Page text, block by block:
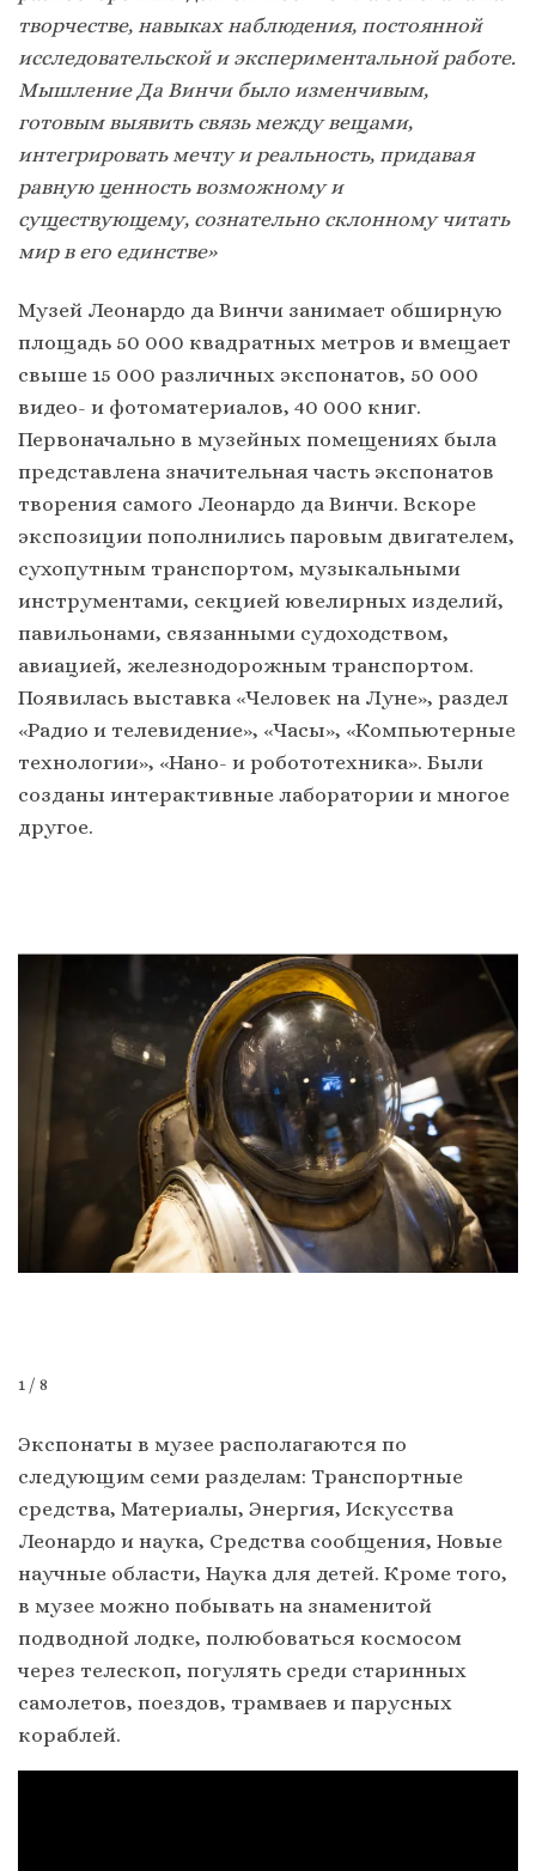
творчестве, навыках наблюдения, постоянной
исследовательской и экспериментальной работе.
Мышление Да Винчи было изменчивым,
готовым выявить связь между вещами,
интегрировать мечту и реальность, придавая
равную ценность возможному и
существующему, сознательно склонному читать
мир в его единстве»
Музей Леонардо да Винчи занимает обширную
площадь 50 000 квадратных метров и вмещает
свыше 15 000 различных экспонатов, 50 000
видео- и фотоматериалов, 40 000 книг.
Первоначально в музейных помещениях была
представлена значительная часть экспонатов
творения самого Леонардо да Винчи. Вскоре
экспозиции пополнились паровым двигателем,
сухопутным транспортом, музыкальными
инструментами, секцией ювелирных изделий,
павильонами, связанными судоходством,
авиацией, железнодорожным транспортом.
Появилась выставка «Человек на Луне», раздел
«Радио и телевидение», «Часы», «Компьютерные
технологии», «Нано- и робототехника». Были
созданы интерактивные лаборатории и многое
другое.
1 / 8
Экспонаты в музее располагаются по
следующим семи разделам: Транспортные
средства, Материалы, Энергия, Искусства
Леонардо и наука, Средства сообщения, Новые
научные области, Наука для детей. Кроме того,
в музее можно побывать на знаменитой
подводной лодке, полюбоваться космосом
через телескоп, погулять среди старинных
самолетов, поездов, трамваев и парусных
кораблей.